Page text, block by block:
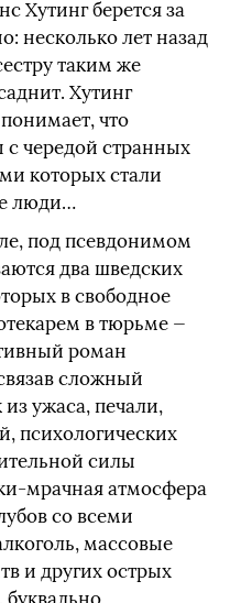
Хутинг берется за
несколько лет назад
таким же
Хутинг
что
с чередой странных
которых стали
люди…
под псевдонимом
два шведских
в свободное
в тюрьме —
роман
сложный
ужаса, печали,
психологических
силы
мрачная атмосфера
со всеми
массовые
и других острых